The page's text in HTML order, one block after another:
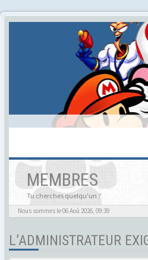
MEMBRES
Tu cherches quelqu'un ?
Nous sommes le 06 Aoû 2026, 09:39
L’ADMINISTRATEUR